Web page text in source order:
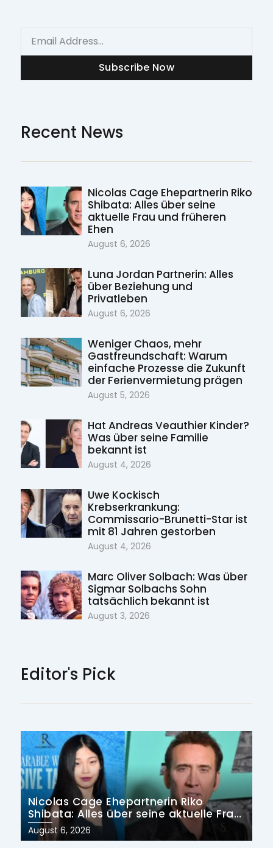
Subscribe Now
Recent News
Nicolas Cage Ehepartnerin Riko
Shibata: Alles über seine
aktuelle Frau und früheren
Ehen
August 6, 2026
Luna Jordan Partnerin: Alles
über Beziehung und
Privatleben
August 6, 2026
Weniger Chaos, mehr
Gastfreundschaft: Warum
einfache Prozesse die Zukunft
der Ferienvermietung prägen
August 5, 2026
Hat Andreas Veauthier Kinder?
Was über seine Familie
bekannt ist
August 4, 2026
Uwe Kockisch
Krebserkrankung:
Commissario-Brunetti-Star ist
mit 81 Jahren gestorben
August 4, 2026
Marc Oliver Solbach: Was über
Sigmar Solbachs Sohn
tatsächlich bekannt ist
August 3, 2026
Editor's Pick
Nicolas Cage Ehepartnerin Riko
Shibata: Alles über seine aktuelle Frau
und früheren Ehen
Posted
on
August 6, 2026